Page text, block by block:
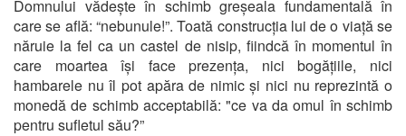
Domnului vădește în schimb greșeala fundamentală în
care se află: “nebunule!”. Toată construcția lui de o viață se
năruie la fel ca un castel de nisip, fiindcă în momentul în
care moartea își face prezența, nici bogățiile, nici
hambarele nu îl pot apăra de nimic și nici nu reprezintă o
monedă de schimb acceptabilă: "ce va da omul în schimb
pentru sufletul său?”